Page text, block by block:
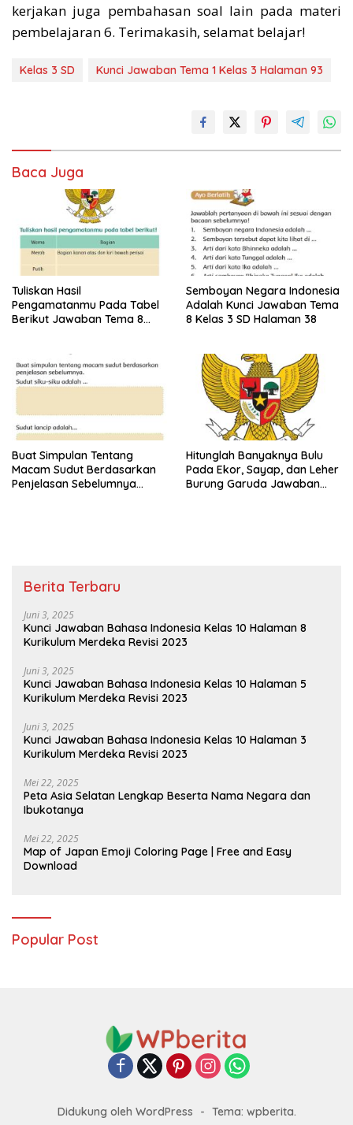
kerjakan juga pembahasan soal lain pada materi
pembelajaran 6. Terimakasih, selamat belajar!
Kelas 3 SD Kunci Jawaban Tema 1 Kelas 3 Halaman 93
Baca Juga
Tuliskan Hasil
Pengamatanmu Pada Tabel
Berikut Jawaban Tema 8
Semboyan Negara Indonesia
Adalah Kunci Jawaban Tema
8 Kelas 3 SD Halaman 38
Buat Simpulan Tentang
Macam Sudut Berdasarkan
Penjelasan Sebelumnya
Hitunglah Banyaknya Bulu
Pada Ekor, Sayap, dan Leher
Burung Garuda Jawaban
Berita Terbaru
Juni 3, 2025
Kunci Jawaban Bahasa Indonesia Kelas 10 Halaman 8
Kurikulum Merdeka Revisi 2023
Juni 3, 2025
Kunci Jawaban Bahasa Indonesia Kelas 10 Halaman 5
Kurikulum Merdeka Revisi 2023
Juni 3, 2025
Kunci Jawaban Bahasa Indonesia Kelas 10 Halaman 3
Kurikulum Merdeka Revisi 2023
Mei 22, 2025
Peta Asia Selatan Lengkap Beserta Nama Negara dan
Ibukotanya
Mei 22, 2025
Map of Japan Emoji Coloring Page | Free and Easy
Download
Popular Post
Didukung oleh WordPress - Tema: wpberita.